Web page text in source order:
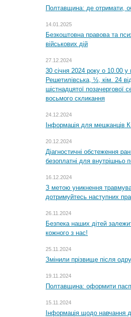
Полтавщина: де отримати,
14.01.2025
Безкоштовна правова та
військових дій
27.12.2024
30 січня 2024 року о 10.00 у
Решетилівська, ½, кім. 24
шістнадцятої позачергової
восьмого скликання
24.12.2024
Інформація для мешканців
20.12.2024
Діагностичні обстеження
безоплатні для внутрішньо
16.12.2024
З метою уникнення
дотримуйтесь наступних
26.11.2024
Безпека наших дітей
кожного з нас!
25.11.2024
Змінили прізвище після
19.11.2024
Полтавщина: оформити
15.11.2024
Інформація щодо навчання